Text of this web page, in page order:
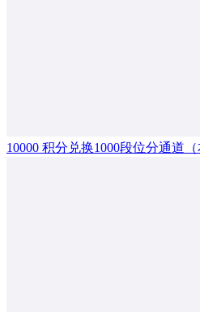
10000 积分兑换1000段位分通道